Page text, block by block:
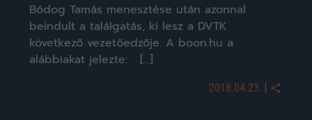
Bódog Tamás menesztése után azonnal
beindult a találgatás, ki lesz a DVTK
következő vezetőedzője. A boon.hu a
alábbiakat jelezte: […]
2018.04.23. |